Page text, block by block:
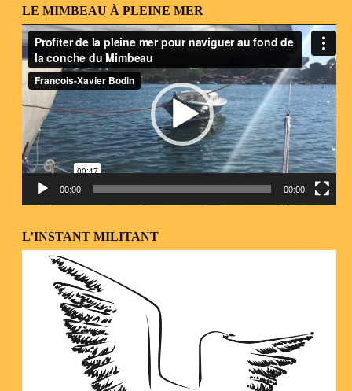
LE MIMBEAU À PLEINE MER
Lecteur
vidéo
00:00 00:00
L’INSTANT MILITANT